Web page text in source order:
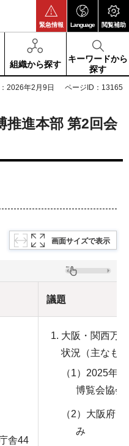
緊急情報 Language 閲覧補助
組織から探す
キーワードから
探す
2026年2月9日 ページID：13165
推進本部 第2回会
画面サイズで表示
議題
舎44
大阪・関西万
状況（主なも
（1）2025年
博覧会協会
（2）大阪府
み